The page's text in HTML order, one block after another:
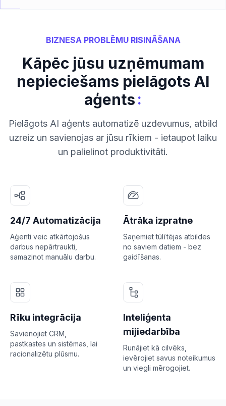
BIZNESA PROBLĒMU RISINĀŠANA
Kāpēc jūsu uzņēmumam
nepieciešams pielāgots AI
aģents:
Pielāgots AI aģents automatizē uzdevumus, atbild
uzreiz un savienojas ar jūsu rīkiem - ietaupot laiku
un palielinot produktivitāti.
24/7 Automatizācija
Aģenti veic atkārtojošus
darbus nepārtraukti,
samazinot manuālu darbu.
Ātrāka izpratne
Saņemiet tūlītējas atbildes
no saviem datiem - bez
gaidīšanas.
Rīku integrācija
Savienojiet CRM,
pastkastes un sistēmas, lai
racionalizētu plūsmu.
Inteliģenta
mijiedarbība
Runājiet kā cilvēks,
ievērojiet savus noteikumus
un viegli mērogojiet.